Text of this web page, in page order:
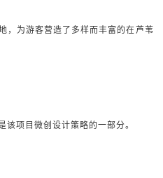
，为游客营造了多样而丰富的在芦苇
项目微创设计策略的一部分。